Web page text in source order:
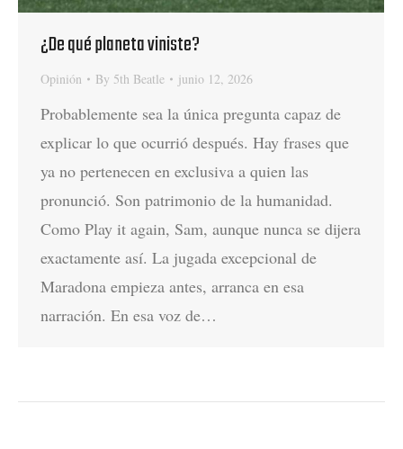
¿De qué planeta viniste?
Opinión By 5th Beatle junio 12, 2026
Probablemente sea la única pregunta capaz de
explicar lo que ocurrió después. Hay frases que
ya no pertenecen en exclusiva a quien las
pronunció. Son patrimonio de la humanidad.
Como Play it again, Sam, aunque nunca se dijera
exactamente así. La jugada excepcional de
Maradona empieza antes, arranca en esa
narración. En esa voz de…